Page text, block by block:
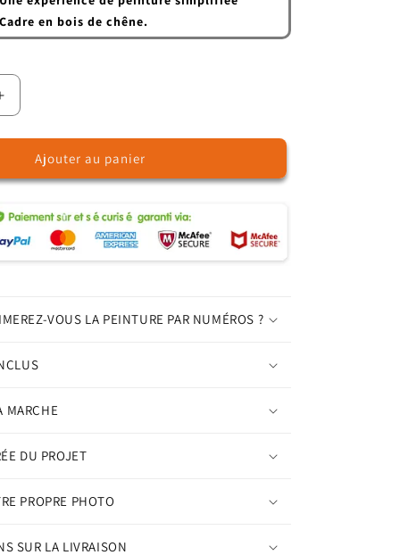
en bois de chêne.
Augmenter
par
Ajouter au panier
VOUS LA PEINTURE PAR NUMÉROS ?
MARCHE
DU PROJET
PROPRE PHOTO
SUR LA LIVRAISON